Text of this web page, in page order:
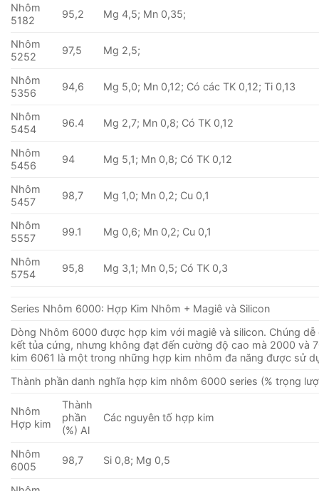
Nhôm
5182
95,2 Mg 4,5; Mn 0,35;
Nhôm
5252
97,5 Mg 2,5;
Nhôm
5356
94,6 Mg 5,0; Mn 0,12; Có các TK 0,12; Ti 0,13
Nhôm
5454
96.4 Mg 2,7; Mn 0,8; Có TK 0,12
Nhôm
5456
94 Mg 5,1; Mn 0,8; Có TK 0,12
Nhôm
5457
98,7 Mg 1,0; Mn 0,2; Cu 0,1
Nhôm
5557
99.1 Mg 0,6; Mn 0,2; Cu 0,1
Nhôm
5754
95,8 Mg 3,1; Mn 0,5; Có TK 0,3
Series Nhôm 6000: Hợp Kim Nhôm + Magiê và Silicon
Dòng Nhôm 6000 được hợp kim với magiê và silicon. Chúng
kết tủa cứng, nhưng không đạt đến cường độ cao mà 2000 và
kim 6061 là một trong những hợp kim nhôm đa ​​năng được sử
Thành phần danh nghĩa hợp kim nhôm 6000 series (% trọng
Nhôm
Hợp kim
Thành
phần
(%) Al
Các nguyên tố hợp kim
Nhôm
6005
98,7 Si 0,8; Mg 0,5